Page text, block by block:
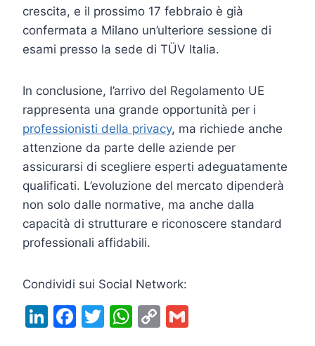
crescita, e il prossimo 17 febbraio è già
confermata a Milano un’ulteriore sessione di
esami presso la sede di TÜV Italia.
In conclusione, l’arrivo del Regolamento UE
rappresenta una grande opportunità per i
professionisti della privacy, ma richiede anche
attenzione da parte delle aziende per
assicurarsi di scegliere esperti adeguatamente
qualificati. L’evoluzione del mercato dipenderà
non solo dalle normative, ma anche dalla
capacità di strutturare e riconoscere standard
professionali affidabili.
Condividi sui Social Network:
Li F
T
W C